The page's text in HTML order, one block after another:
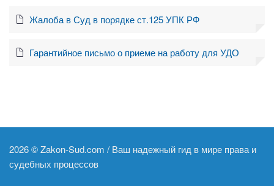
Жалоба в Суд в порядке ст.125 УПК РФ
Гарантийное письмо о приеме на работу для УДО
2026 ©Zakon-Sud.com / Ваш надежный гид в мире права и
судебных процессов